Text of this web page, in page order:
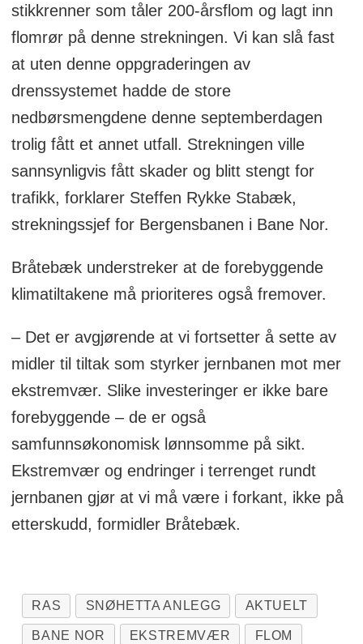
stikkrenner som tåler 200-årsflom og lagt inn
flomrør på denne strekningen. Vi kan slå fast
at uten denne oppgraderingen av
drenssystemet hadde de store
nedbørsmengdene denne septemberdagen
trolig fått et annet utfall. Strekningen ville
sannsynligvis fått skader og blitt stengt for
trafikk, forklarer Steffen Rykke Stabæk,
strekningssjef for Bergensbanen i Bane Nor.
Bråtebæk understreker at de forebyggende
klimatiltakene må prioriteres også fremover.
– Det er avgjørende at vi fortsetter å sette av
midler til tiltak som styrker jernbanen mot mer
ekstremvær. Slike investeringer er ikke bare
forebyggende – de er også
samfunnsøkonomisk lønnsomme på sikt.
Ekstremvær og endringer i terrenget rundt
jernbanen gjør at vi må være i forkant, ikke på
etterskudd, formidler Bråtebæk.
RAS SNØHETTA ANLEGG AKTUELT
BANE NOR EKSTREMVÆR FLOM